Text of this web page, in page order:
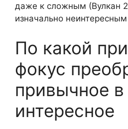
даже к сложным (Вулкан
изначально
По какой
фокус
привычное в
интересное